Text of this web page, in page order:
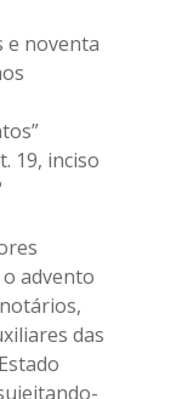
e noventa
19, inciso
advento
das